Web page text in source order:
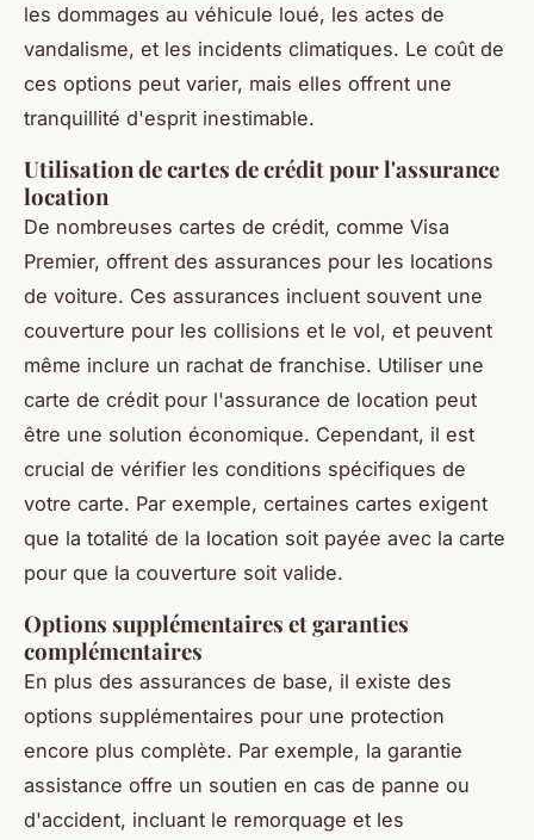
les dommages au véhicule loué, les actes de
vandalisme, et les incidents climatiques. Le coût de
ces options peut varier, mais elles offrent une
tranquillité d'esprit inestimable.
Utilisation de cartes de crédit pour l'assurance
location
De nombreuses cartes de crédit, comme Visa
Premier, offrent des assurances pour les locations
de voiture. Ces assurances incluent souvent une
couverture pour les collisions et le vol, et peuvent
même inclure un rachat de franchise. Utiliser une
carte de crédit pour l'assurance de location peut
être une solution économique. Cependant, il est
crucial de vérifier les conditions spécifiques de
votre carte. Par exemple, certaines cartes exigent
que la totalité de la location soit payée avec la carte
pour que la couverture soit valide.
Options supplémentaires et garanties
complémentaires
En plus des assurances de base, il existe des
options supplémentaires pour une protection
encore plus complète. Par exemple, la garantie
assistance offre un soutien en cas de panne ou
d'accident, incluant le remorquage et les